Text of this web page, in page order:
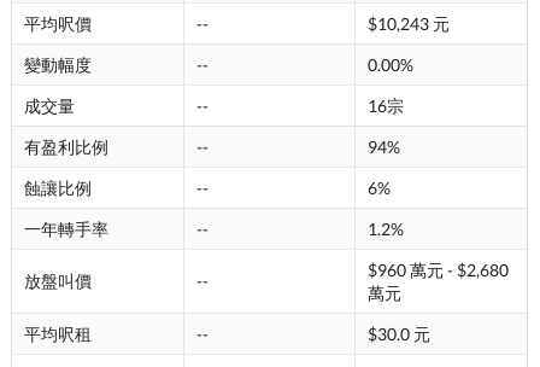
平均呎價
--
$10,243 元
變動幅度
--
0.00%
成交量
--
16宗
有盈利比例
--
94%
蝕讓比例
--
6%
一年轉手率
-- 1.2%
放盤叫價 --
$960 萬元 - $2,680
萬元
平均呎租
--
$30.0 元